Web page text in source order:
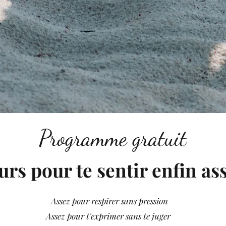
Programme gratuit
pour te sentir enfin
Assez pour respirer sans pression
Assez pour t'exprimer sans te juger